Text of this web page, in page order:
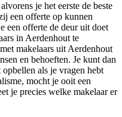
je het eerste de beste
een offerte op kunnen
een offerte de deur uit doet
in Aerdenhout te
makelaars uit Aerdenhout
en behoeften. Je kunt dan
als je vragen hebt
mocht je ooit een
je precies welke makelaar er